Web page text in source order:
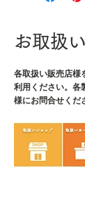
お取扱
各取扱い販売店様
利用ください。各
様にお問合せくだ